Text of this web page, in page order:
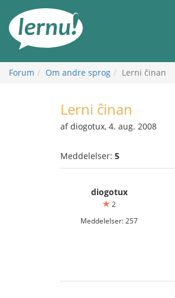
indholdet
Forum Om andre sprog Lerni ĉinan
Lerni ĉinan
af diogotux, 4. aug. 2008
Meddelelser: 5
diogotux
2
Meddelelser: 257